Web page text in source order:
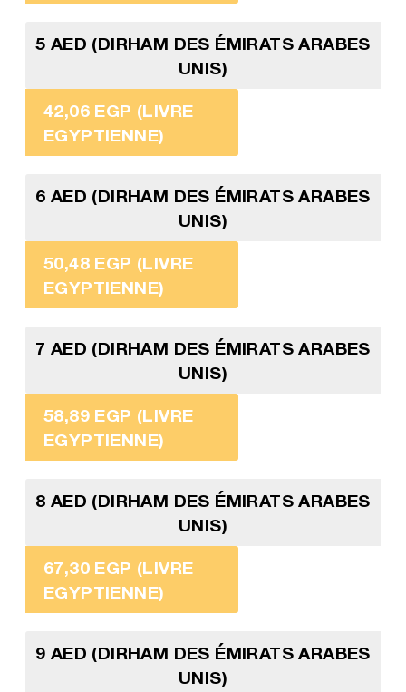
5 AED (DIRHAM DES ÉMIRATS ARABES
UNIS)
42,06 EGP (LIVRE
EGYPTIENNE)
6 AED (DIRHAM DES ÉMIRATS ARABES
UNIS)
50,48 EGP (LIVRE
EGYPTIENNE)
7 AED (DIRHAM DES ÉMIRATS ARABES
UNIS)
58,89 EGP (LIVRE
EGYPTIENNE)
8 AED (DIRHAM DES ÉMIRATS ARABES
UNIS)
67,30 EGP (LIVRE
EGYPTIENNE)
9 AED (DIRHAM DES ÉMIRATS ARABES
UNIS)